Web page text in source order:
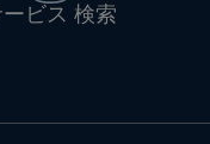
ービス 検索